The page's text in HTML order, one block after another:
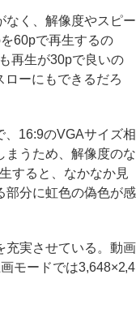
く、解像度やスピー
60pで再生するの
再生が30pで良いの
ローにもできるだろ
16:9のVGAサイズ相
まうため、解像度のな
すると、なかなか見
部分に虹色の偽色が感
実させている。動画
モードでは3,648×2,4